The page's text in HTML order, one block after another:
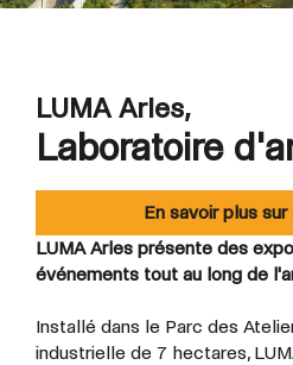
LUMA Arles,
Laboratoire
En savoir plus sur
LUMA Arles présente des
événements tout au long de
Installé dans le Parc des
industrielle de 7 hectares,